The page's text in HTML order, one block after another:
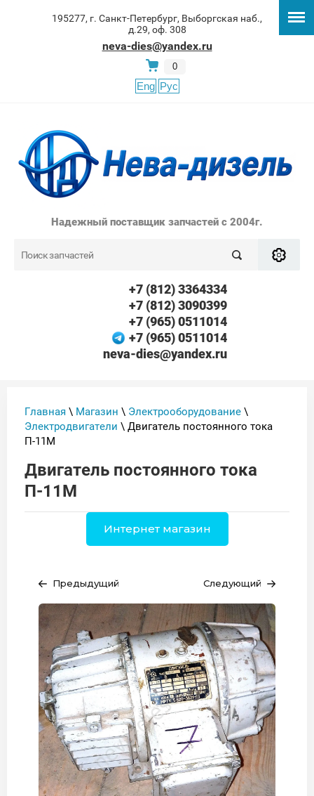
195277, г. Санкт-Петербург, Выборгская наб.,
д.29, оф. 308
neva-dies@yandex.ru
0
Eng Рус
Надежный поставщик запчастей с 2004г.
+7 (812) 3364334
+7 (812) 3090399
+7 (965) 0511014
+7 (965) 0511014
neva-dies@yandex.ru
Главная \ Магазин \ Электрооборудование \
Электродвигатели \ Двигатель постоянного тока
П-11М
Двигатель постоянного тока
П-11М
Интернет магазин
Предыдущий Следующий